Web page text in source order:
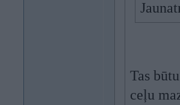
Tas
ceļu